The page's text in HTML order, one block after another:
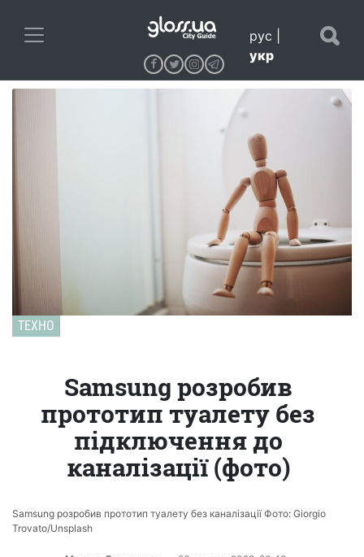
рус
укр
ТЕХНО
Samsung розробив
прототип туалету без
підключення до
каналізації (фото)
Samsung розробив прототип туалету без каналізації Фото: Giorgio
Trovato/Unsplash